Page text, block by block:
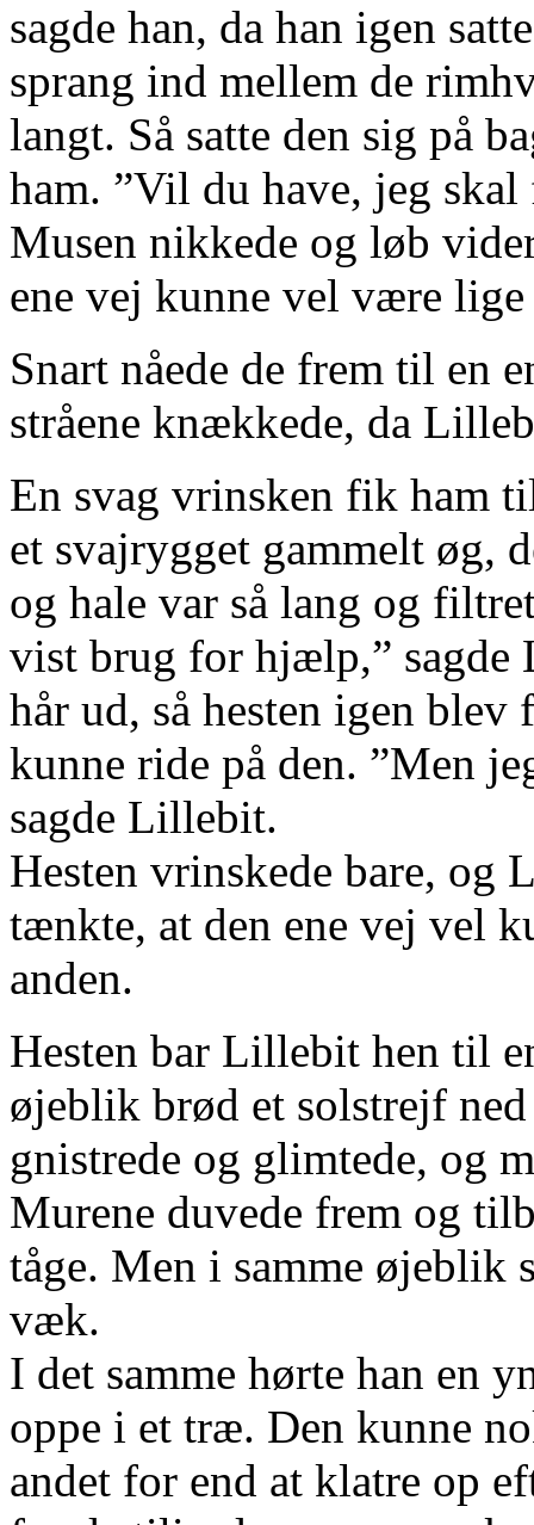
sagde han, da han igen
sprang ind mellem de
langt. Så satte den sig på
ham. ”Vil du have, jeg
Musen nikkede og løb
ene vej kunne vel være lige
Snart nåede de frem til en
stråene knækkede, da
En svag vrinsken fik ham
et svajrygget gammelt øg,
og hale var så lang og
vist brug for hjælp,” sagde
hår ud, så hesten igen
kunne ride på den. ”Men
sagde Lillebit.
Hesten vrinskede bare, og
tænkte, at den ene vej vel
anden.
Hesten bar Lillebit hen til
øjeblik brød et solstrejf
gnistrede og glimtede, og
Murene duvede frem og
tåge. Men i samme øjeblik
væk.
I det samme hørte han en
oppe i et træ. Den kunne
andet for end at klatre op